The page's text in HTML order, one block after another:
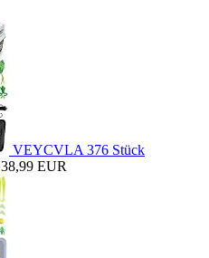
VEYCVLA 376 Stück
38,99 EUR